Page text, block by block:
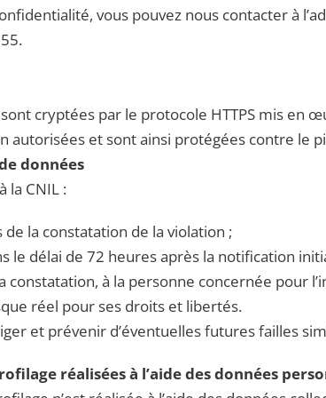
vous pouvez nous contacter à
cryptées par le protocole HTTPS mis en
autorisées et sont ainsi protégées contre le
données
la CNIL :
la constatation de la violation ;
le délai de 72 heures après la notification
constatation, à la personne concernée
réel pour ses droits et libertés.
et prévenir d’éventuelles futures failles
réalisées à l’aide des données